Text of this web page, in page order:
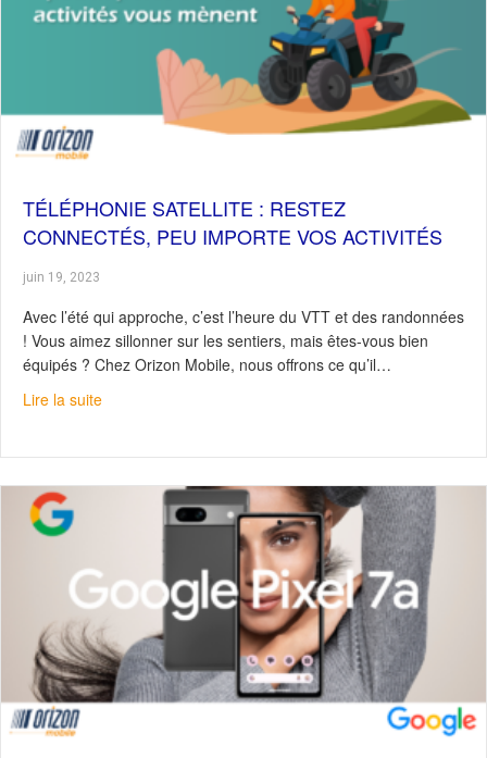
TÉLÉPHONIE SATELLITE : RESTEZ
CONNECTÉS, PEU IMPORTE VOS ACTIVITÉS
juin 19, 2023
Avec l’été qui approche, c’est l’heure du VTT et des randonnées
! Vous aimez sillonner sur les sentiers, mais êtes-vous bien
équipés ? Chez Orizon Mobile, nous offrons ce qu’il…
Lire la suiteabout Téléphonie satellite : Restez connectés, peu